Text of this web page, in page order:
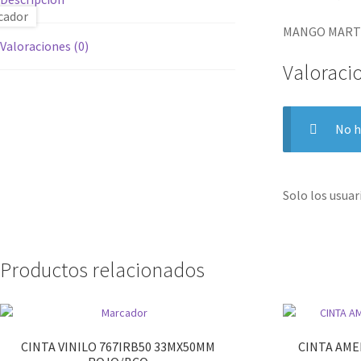
Valoraciones (0)
MANGO
No
Solo los
Productos relacionados
CINTA VINILO 767IRB50 33MX50MM
CINTA